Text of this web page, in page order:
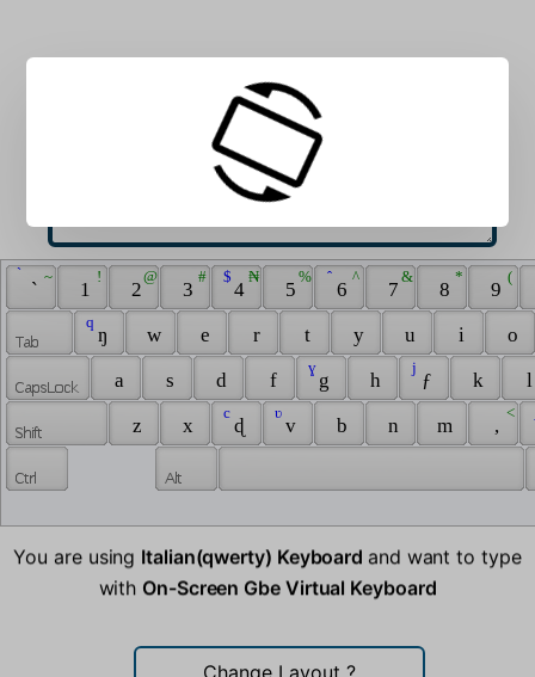
Type Gbe characters into the box:
`
~
̀
1
!
2
@
3
#
4
₦
$
5
%
6
^
̂
7
&
8
*
9
(
ŋ
q
w e r t y u i
o
a
s d f g
ɣ
h ƒ
j
k
z
x ɖ
c
v
ʋ
b n m ,
<
You are using Italian(qwerty) Keyboard and want to type
with On-Screen Gbe Virtual Keyboard
Change Layout ?